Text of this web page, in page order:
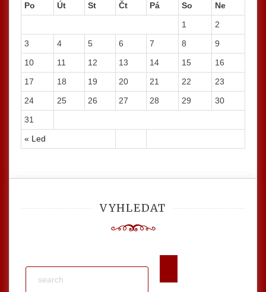
Po Út St Čt Pá So Ne
« Led
1
2
3
4 5 6 7 8
9
10
11 12 13 14 15
16
17
18 19 20 21 22
23
24
25 26 27 28 29
30
31
VYHLEDAT